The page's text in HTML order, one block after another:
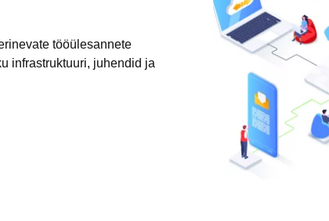
tööülesannete
infrastruktuuri, juhendid ja